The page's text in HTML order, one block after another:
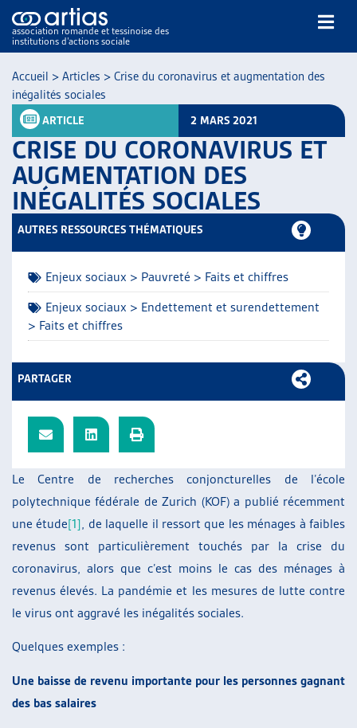
association romande et tessinoise des
institutions d’actions sociale
NOS PUBLICATIONS
ARTICLES
RESSOURCES
THÉMATIQUES
GUIDE SOCIAL ROMAND
ARTIAS
JOURNÉES D’AUTOMNE
Accueil > Articles > Crise du coronavirus et augmentation des
inégalités sociales
ARTICLE 2 MARS 2021
CRISE DU CORONAVIRUS ET
AUGMENTATION DES
INÉGALITÉS SOCIALES
Le Centre de recherches conjoncturelles de l’école
polytechnique fédérale de Zurich (KOF) a publié récemment
une étude[1], de laquelle il ressort que les ménages à faibles
revenus sont particulièrement touchés par la crise du
coronavirus, alors que c’est moins le cas des ménages à
revenus élevés. La pandémie et les mesures de lutte contre
le virus ont aggravé les inégalités sociales.
Quelques exemples :
Une baisse de revenu importante pour les personnes gagnant
des bas salaires
AUTRES RESSOURCES THÉMATIQUES
Enjeux sociaux > Pauvreté > Faits et chiffres
Enjeux sociaux > Endettement et surendettement
> Faits et chiffres
PARTAGER